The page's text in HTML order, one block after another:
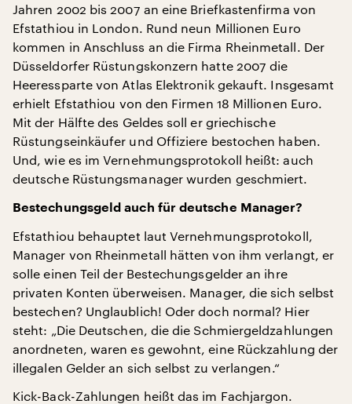
Jahren 2002 bis 2007 an eine Briefkastenfirma von
Efstathiou in London. Rund neun Millionen Euro
kommen in Anschluss an die Firma Rheinmetall. Der
Düsseldorfer Rüstungskonzern hatte 2007 die
Heeressparte von Atlas Elektronik gekauft. Insgesamt
erhielt Efstathiou von den Firmen 18 Millionen Euro.
Mit der Hälfte des Geldes soll er griechische
Rüstungseinkäufer und Offiziere bestochen haben.
Und, wie es im Vernehmungsprotokoll heißt: auch
deutsche Rüstungsmanager wurden geschmiert.
Bestechungsgeld auch für deutsche Manager?
Efstathiou behauptet laut Vernehmungsprotokoll,
Manager von Rheinmetall hätten von ihm verlangt, er
solle einen Teil der Bestechungsgelder an ihre
privaten Konten überweisen. Manager, die sich selbst
bestechen? Unglaublich! Oder doch normal? Hier
steht: „Die Deutschen, die die Schmiergeldzahlungen
anordneten, waren es gewohnt, eine Rückzahlung der
illegalen Gelder an sich selbst zu verlangen.“
Kick-Back-Zahlungen heißt das im Fachjargon.